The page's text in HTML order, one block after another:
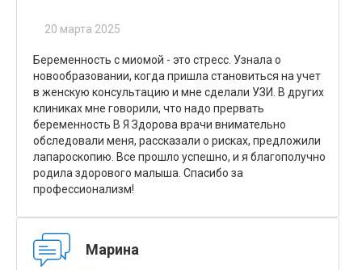
20 марта 2025
Беременность с миомой - это стресс. Узнала о
новообразовании, когда пришла становиться на учет
в женскую консультацию и мне сделали УЗИ. В других
клиниках мне говорили, что надо прервать
беременность В Я Здорова врачи внимательно
обследовали меня, рассказали о рисках, предложили
лапароскопию. Все прошло успешно, и я благополучно
родила здорового малыша. Спасибо за
профессионализм!
Марина